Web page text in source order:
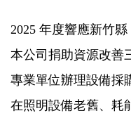
2025 年度響應新竹縣
本公司捐助資源改善
專業單位辦理設備採
在照明設備老舊、耗